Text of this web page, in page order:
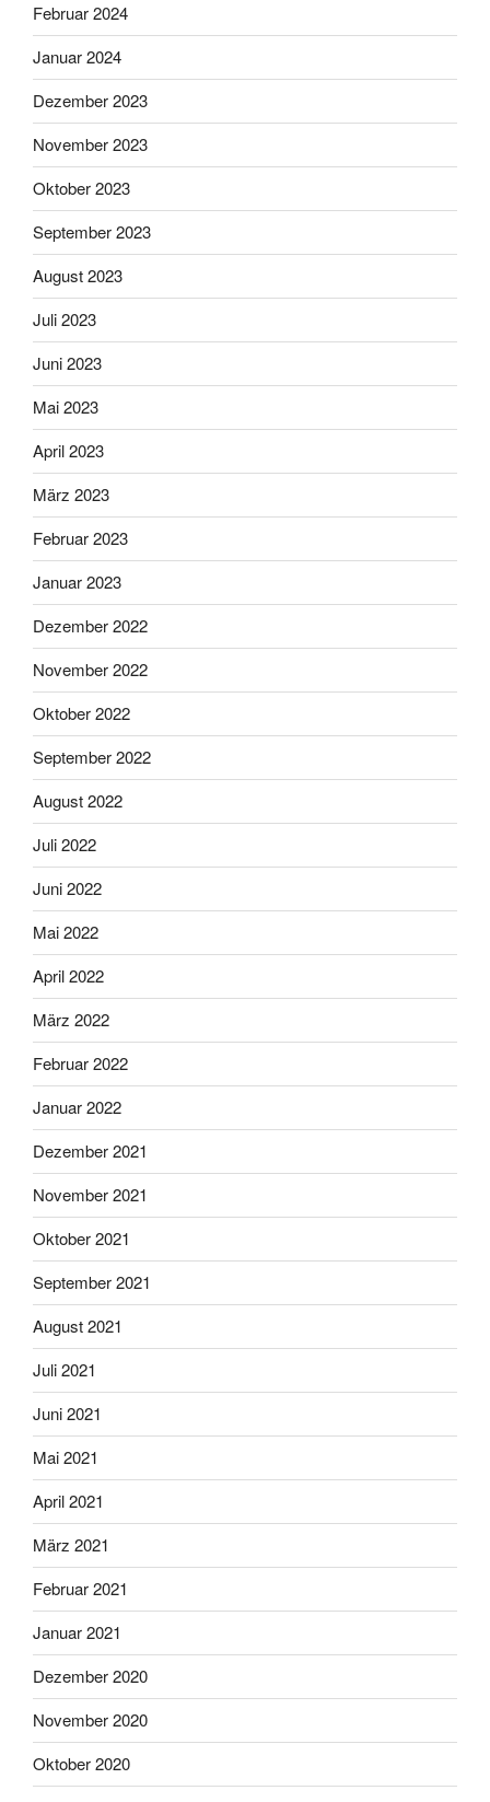
Februar 2024
Januar 2024
Dezember 2023
November 2023
Oktober 2023
September 2023
August 2023
Juli 2023
Juni 2023
Mai 2023
April 2023
März 2023
Februar 2023
Januar 2023
Dezember 2022
November 2022
Oktober 2022
September 2022
August 2022
Juli 2022
Juni 2022
Mai 2022
April 2022
März 2022
Februar 2022
Januar 2022
Dezember 2021
November 2021
Oktober 2021
September 2021
August 2021
Juli 2021
Juni 2021
Mai 2021
April 2021
März 2021
Februar 2021
Januar 2021
Dezember 2020
November 2020
Oktober 2020